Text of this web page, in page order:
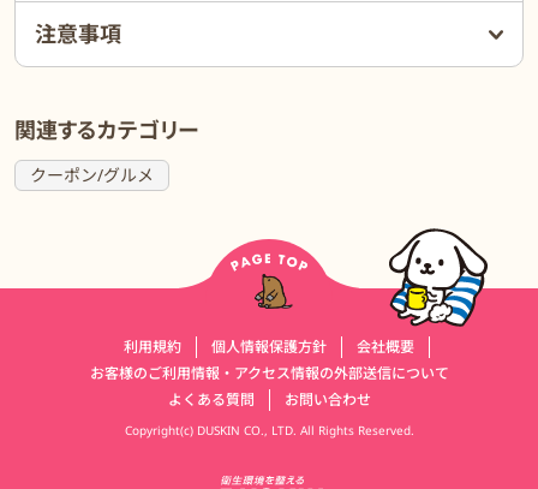
店頭でも人気の黒毛和牛のビーフコロッケや
ベーコンとほうれん草のフロマージュキッシュも自宅に届きます。
ケーキ屋でも採用されており、プロも納得の
仕上がりです。
30〜50歳代のファミリーで、食べ盛りの子供がいる子育て層や、
注意事項
関連するカテゴリー
クーポン/グルメ
利用規約 個人情報保護方針
会社概要
お客様のご利用情報・アクセス情報の外部送信について
よくある質問
お問い合わせ
Copyright(c) DUSKIN CO., LTD. All Rights Reserved.